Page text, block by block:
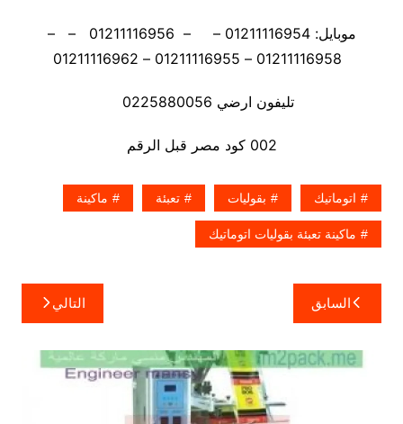
موبايل: 01211116954 – – 01211116956 – –
تليفون ارضي 0225880056
002 كود مصر قبل الرقم
اتوماتيك بقوليات تعبئة ماكينة
ماكينة تعبئة بقوليات اتوماتيك
تصفّح
المقالات
السابق التالي